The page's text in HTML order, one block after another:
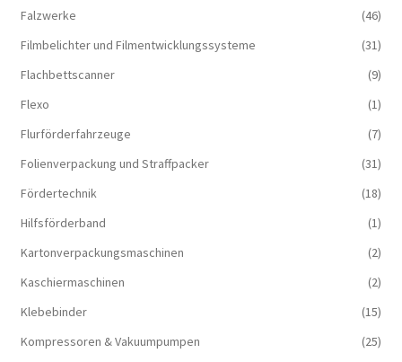
Falzwerke
(46)
Filmbelichter und Filmentwicklungssysteme
(31)
Flachbettscanner
(9)
Flexo
(1)
Flurförderfahrzeuge
(7)
Folienverpackung und Straffpacker
(31)
Fördertechnik
(18)
Hilfsförderband
(1)
Kartonverpackungsmaschinen
(2)
Kaschiermaschinen
(2)
Klebebinder
(15)
Kompressoren & Vakuum­pumpen
(25)